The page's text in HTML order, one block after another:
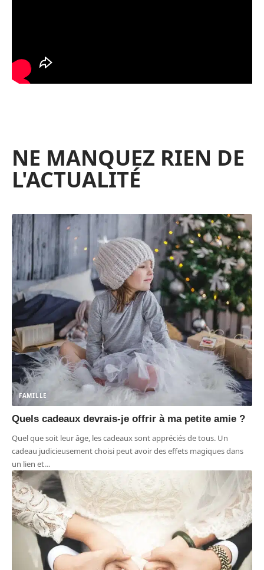
NE MANQUEZ RIEN DE
L'ACTUALITÉ
FAMILLE
Quels cadeaux devrais-je offrir à ma petite amie ?
Quel que soit leur âge, les cadeaux sont appréciés de tous. Un
cadeau judicieusement choisi peut avoir des effets magiques dans
un lien et…